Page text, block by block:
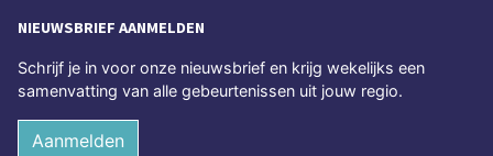
NIEUWSBRIEF AANMELDEN
Schrijf je in voor onze nieuwsbrief en krijg wekelijks een
samenvatting van alle gebeurtenissen uit jouw regio.
Aanmelden